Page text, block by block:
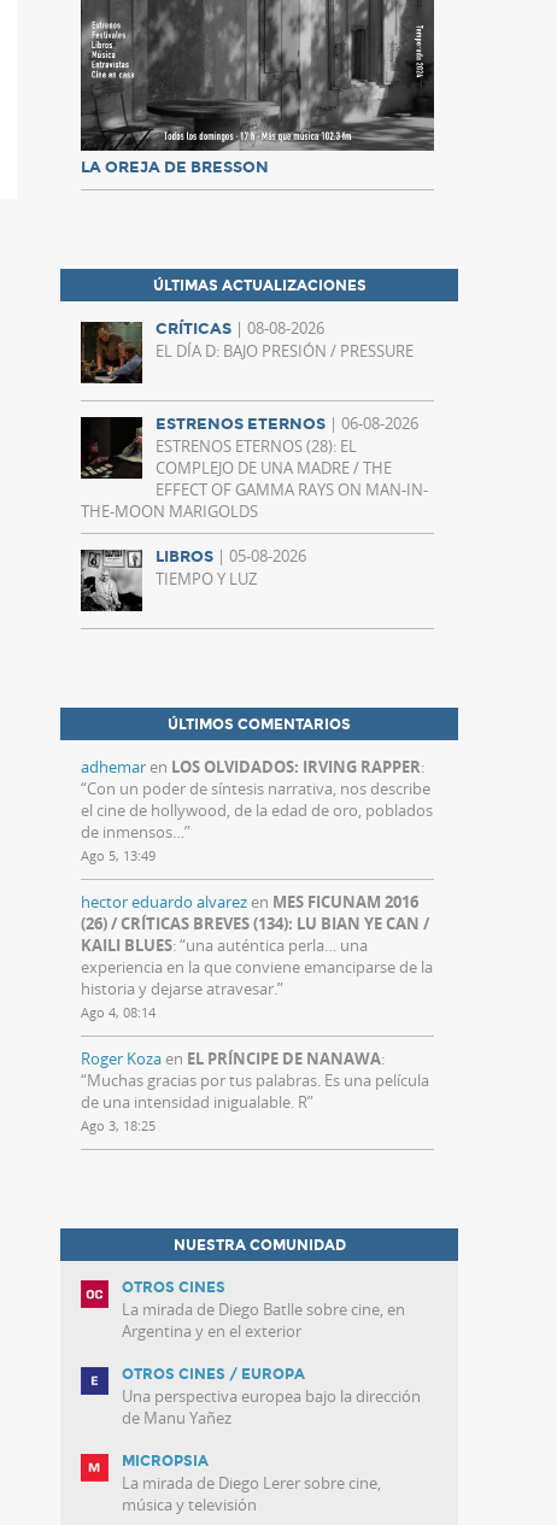
LA OREJA DE BRESSON
ÚLTIMAS ACTUALIZACIONES
CRÍTICAS | 08-08-2026
EL DÍA D: BAJO PRESIÓN / PRESSURE
ESTRENOS ETERNOS | 06-08-2026
ESTRENOS ETERNOS (28): EL
COMPLEJO DE UNA MADRE / THE
EFFECT OF GAMMA RAYS ON MAN-IN-
THE-MOON MARIGOLDS
LIBROS | 05-08-2026
TIEMPO Y LUZ
ÚLTIMOS COMENTARIOS
adhemaren LOS OLVIDADOS: IRVING RAPPER:
“Con un poder de síntesis narrativa, nos describe
el cine de hollywood, de la edad de oro, poblados
de inmensos…”
Ago 5, 13:49
hector eduardo alvarezen MES FICUNAM 2016
(26) / CRÍTICAS BREVES (134): LU BIAN YE CAN /
KAILI BLUES: “una auténtica perla… una
experiencia en la que conviene emanciparse de la
historia y dejarse atravesar.”
Ago 4, 08:14
Roger Kozaen EL PRÍNCIPE DE NANAWA:
“Muchas gracias por tus palabras. Es una película
de una intensidad inigualable. R”
Ago 3, 18:25
NUESTRA COMUNIDAD
OTROS CINES
La mirada de Diego Batlle sobre cine, en
Argentina y en el exterior
OTROS CINES / EUROPA
Una perspectiva europea bajo la dirección
de Manu Yañez
MICROPSIA
La mirada de Diego Lerer sobre cine,
música y televisión